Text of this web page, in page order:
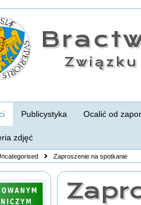
Publicystyka Ocalić od
zdjęć
Zaproszenie na spotkanie